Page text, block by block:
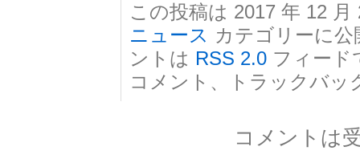
この投稿は 2017 年 12
ニュース カテゴリーに
ントは RSS 2.0 フィード
コメント、トラックバッ
コメントは